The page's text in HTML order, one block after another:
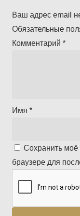
Ваш адрес email
Обязательные
Комментарий *
Имя *
Сохранить моё
браузере для